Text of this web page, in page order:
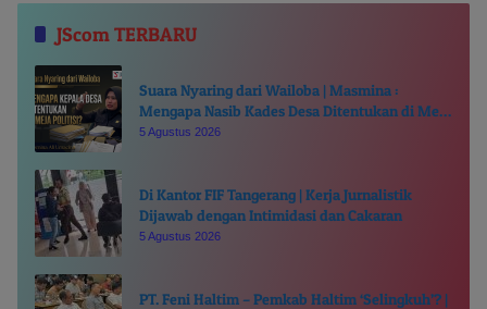
JScom TERBARU
Suara Nyaring dari Wailoba | Masmina :
Mengapa Nasib Kades Desa Ditentukan di Meja
Politisi?
5 Agustus 2026
Di Kantor FIF Tangerang | Kerja Jurnalistik
Dijawab dengan Intimidasi dan Cakaran
5 Agustus 2026
PT. Feni Haltim – Pemkab Haltim ‘Selingkuh’? |